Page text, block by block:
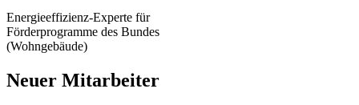
Energieeffizienz-Experte für
Förderprogramme des Bundes
(Wohngebäude)
Neuer Mitarbeiter